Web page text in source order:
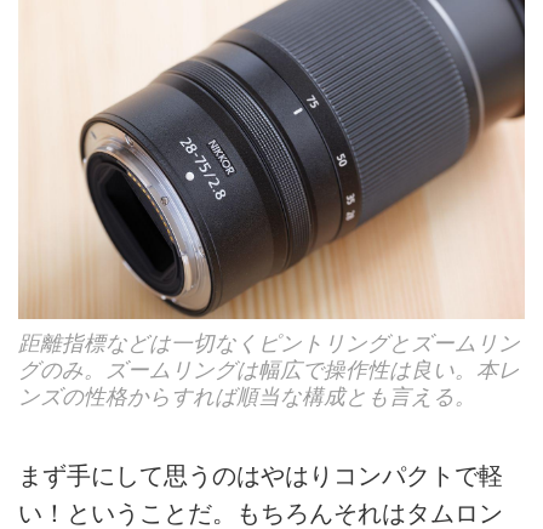
距離指標などは一切なくピントリングとズームリン
グのみ。ズームリングは幅広で操作性は良い。本レ
ンズの性格からすれば順当な構成とも言える。
まず手にして思うのはやはりコンパクトで軽
い！ということだ。もちろんそれはタムロン